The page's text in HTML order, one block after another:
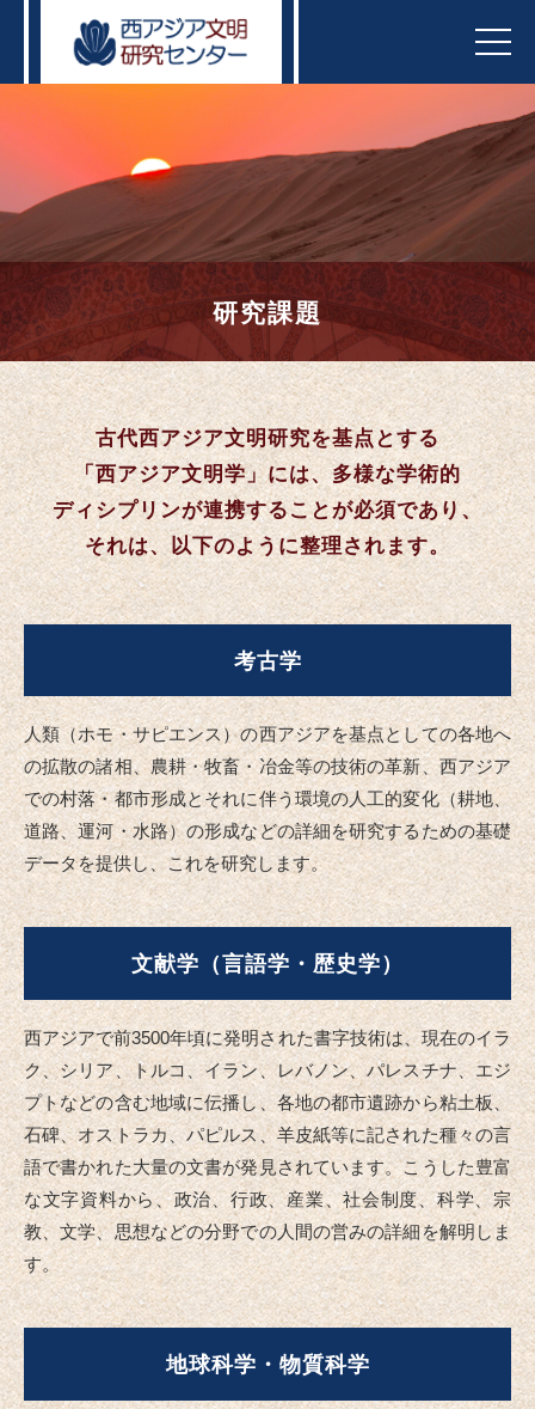
t
o
e
n
v
i
o
n
研究課題
古代西アジア文明研究を基点とする
「西アジア文明学」には、多様な学術的
ディシプリンが連携することが必須であり、
それは、以下のように整理されます。
考古学
人類（ホモ・サピエンス）の西アジアを基点としての各地へ
の拡散の諸相、農耕・牧畜・冶金等の技術の革新、西アジア
での村落・都市形成とそれに伴う環境の人工的変化（耕地、
道路、運河・水路）の形成などの詳細を研究するための基礎
データを提供し、これを研究します。
文献学（言語学・歴史学）
西アジアで前3500年頃に発明された書字技術は、現在のイラ
ク、シリア、トルコ、イラン、レバノン、パレスチナ、エジ
プトなどの含む地域に伝播し、各地の都市遺跡から粘土板、
石碑、オストラカ、パピルス、羊皮紙等に記された種々の言
語で書かれた大量の文書が発見されています。こうした豊富
な文字資料から、政治、行政、産業、社会制度、科学、宗
教、文学、思想などの分野での人間の営みの詳細を解明しま
す。
地球科学・物質科学